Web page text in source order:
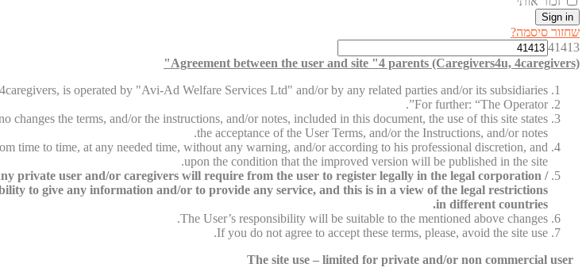
Sign in
שחזור סיסמה?
41413
Agreement between the user and site "4 parents (Caregivers4u, 4caregivers)"
is operated by "Avi-Ad Welfare Services Ltd" and/or by any related parties and/or its subsidiaries.
For further: “The Operator”.
the terms, and/or the instructions, and/or notes, included in this document, the use of this site states
the acceptance of the User Terms, and/or the Instructions, and/or notes.
time to time, at any needed time, without any warning, and/or according to his professional discretion, and
upon the condition that the improved version will be published in the site.
private user and/or caregivers will require from the user to register legally in the legal corporation /
to give any information and/or to provide any service, and this is in a view of the legal restrictions
in different countries.
The User’s responsibility will be suitable to the mentioned above changes.
If you do not agree to accept these terms, please, avoid the site use.
The site use – limited for private and/or non commercial user